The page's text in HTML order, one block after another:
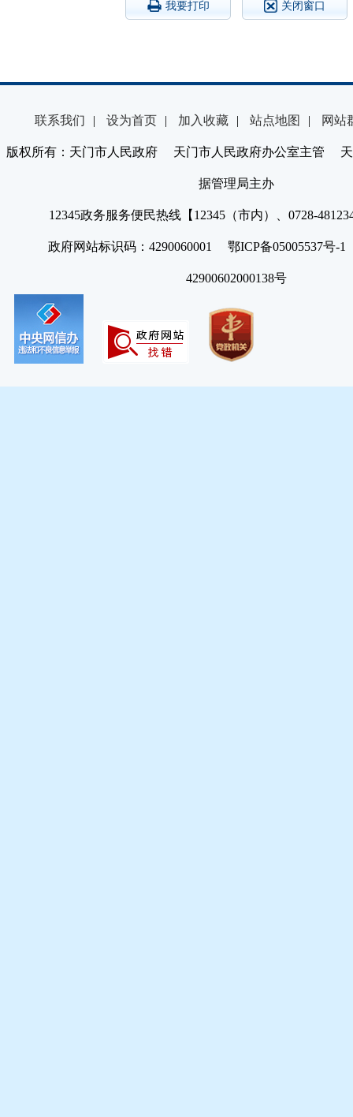
我要打印 关闭窗口
联系我们 | 设为首页 | 加入收藏 | 站点地图 | 网站
版权所有：天门市人民政府 天门市人民政府办公室主管 天
据管理局主办
12345政务服务便民热线【12345（市内）、0728-
政府网站标识码：4290060001 鄂ICP备05005537号
42900602000138号